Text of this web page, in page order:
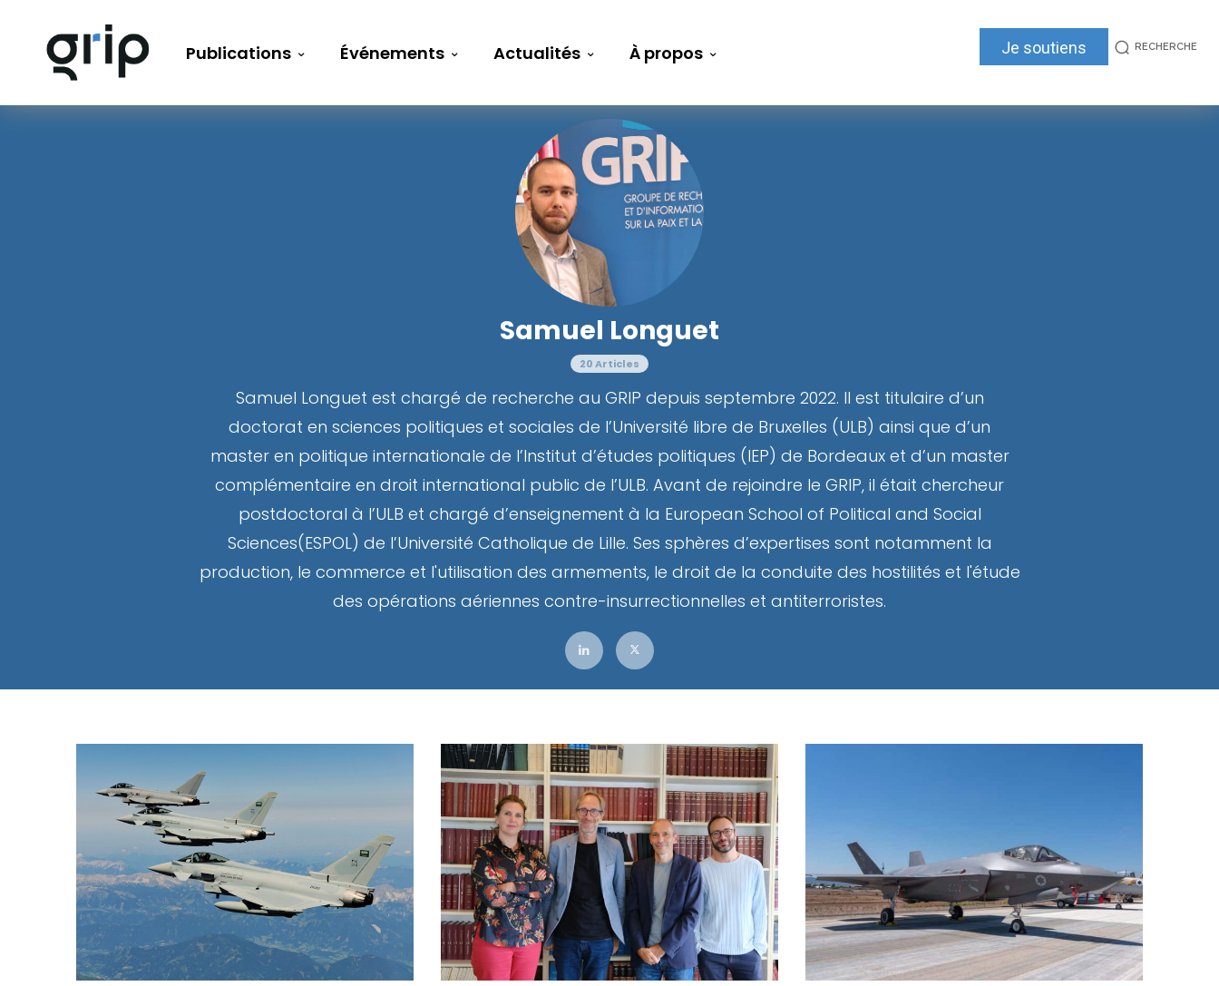
Publications Événements Actualités À propos Je soutiens RECHERCHE
Samuel Longuet
20 Articles
Samuel Longuet est chargé de recherche au GRIP depuis septembre 2022. Il est titulaire d’un
doctorat en sciences politiques et sociales de l’Université libre de Bruxelles (ULB) ainsi que d’un
master en politique internationale de l’Institut d’études politiques (IEP) de Bordeaux et d’un master
complémentaire en droit international public de l’ULB. Avant de rejoindre le GRIP, il était chercheur
postdoctoral à l’ULB et chargé d’enseignement à la European School of Political and Social
Sciences(ESPOL) de l’Université Catholique de Lille. Ses sphères d’expertises sont notamment la
production, le commerce et l'utilisation des armements, le droit de la conduite des hostilités et l'étude
des opérations aériennes contre-insurrectionnelles et antiterroristes.